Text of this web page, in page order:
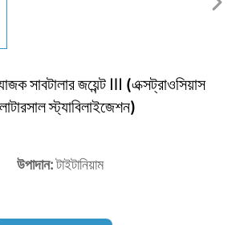
সাবটালার জয়েন্ট Ⅲ (এক্সট্রাওসিয়াস
স্ট্যাবিলাইজেশন)
উপাদান:টাইটানিয়াম